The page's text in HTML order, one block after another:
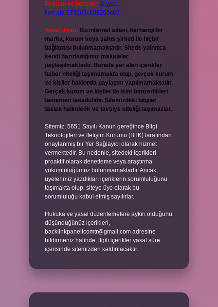
Reklam ve İletişim: Skype:
live:.cid.575569c608265c69
Yasal Uyarı: Bu internet sitesi, herhangi bir
marka, kurum veya şahıs şirketi ile hiçbir
bağlantısı bulunmamaktadır. Sitede yalnızca
kendi hazırladığımız makaleler
paylaşılmaktadır. Burada yer alan içerikler
haber niteliği taşımamakta olup, gerçek kurum
ve kişiler hakkında paylaşım yapılmamaktadır.
Gerçek kurum ve kişiler ile isim benzerlikleri
tamamen tesadüfidir. Sitemizdeki bilgiler
taslak halindedir ve tavsiye niteliği taşımazlar.
Sitemiz, 5651 Sayılı Kanun gereğince Bilgi
Teknolojileri ve İletişim Kurumu (BTK) tarafından
onaylanmış bir Yer Sağlayıcı olarak hizmet
vermektedir. Bu nedenle, sitedeki içerikleri
proaktif olarak denetleme veya araştırma
yükümlülüğümüz bulunmamaktadır. Ancak,
üyelerimiz yazdıkları içeriklerin sorumluluğunu
taşımakta olup, siteye üye olarak bu
sorumluluğu kabul etmiş sayılırlar.
Hukuka ve yasal düzenlemelere aykırı olduğunu
düşündüğünüz içerikleri,
backlinkpanelicomtr@gmail.com adresine
bildirmeniz halinde, ilgili içerikler yasal süre
içerisinde sitemizden kaldırılacaktır.